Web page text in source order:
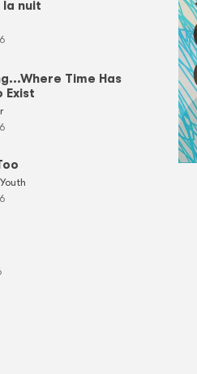
la nuit
Time Has
Exist